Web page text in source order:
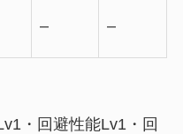
– –
・回避性能Lv1・回